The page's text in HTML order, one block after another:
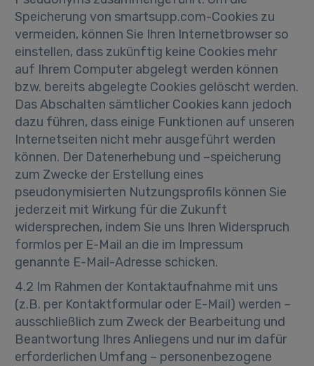
Speicherung von smartsupp.com-Cookies zu
vermeiden, können Sie Ihren Internetbrowser so
einstellen, dass zukünftig keine Cookies mehr
auf Ihrem Computer abgelegt werden können
bzw. bereits abgelegte Cookies gelöscht werden.
Das Abschalten sämtlicher Cookies kann jedoch
dazu führen, dass einige Funktionen auf unseren
Internetseiten nicht mehr ausgeführt werden
können. Der Datenerhebung und –speicherung
zum Zwecke der Erstellung eines
pseudonymisierten Nutzungsprofils können Sie
jederzeit mit Wirkung für die Zukunft
widersprechen, indem Sie uns Ihren Widerspruch
formlos per E-Mail an die im Impressum
genannte E-Mail-Adresse schicken.
4.2 Im Rahmen der Kontaktaufnahme mit uns
(z.B. per Kontaktformular oder E-Mail) werden –
ausschließlich zum Zweck der Bearbeitung und
Beantwortung Ihres Anliegens und nur im dafür
erforderlichen Umfang – personenbezogene